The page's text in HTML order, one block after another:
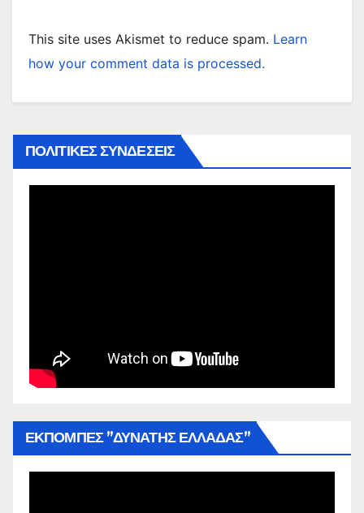
This site uses Akismet to reduce spam. Learn
how your comment data is processed.
ΠΟΛΙΤΙΚΕΣ ΣΥΝΔΕΣΕΙΣ
ΕΚΠΟΜΠΕΣ ”ΔΥΝΑΤΗΣ ΕΛΛΑΔΑΣ”